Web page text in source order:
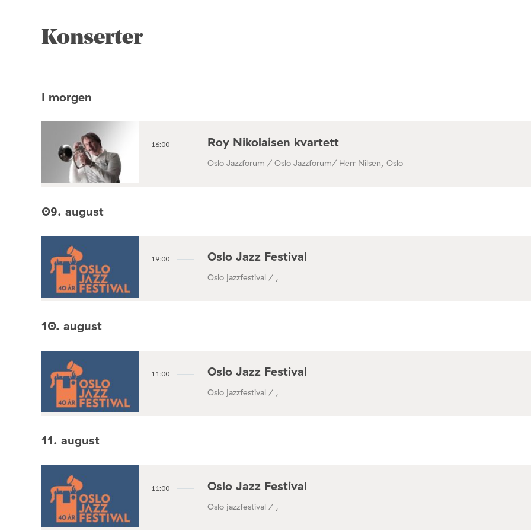
Konserter
I morgen
16:00 Roy Nikolaisen kvartett
Oslo Jazzforum / Oslo Jazzforum/ Herr Nilsen, Oslo
09. august
19:00 Oslo Jazz Festival
Oslo jazzfestival / ,
10. august
11:00 Oslo Jazz Festival
Oslo jazzfestival / ,
11. august
11:00 Oslo Jazz Festival
Oslo jazzfestival / ,